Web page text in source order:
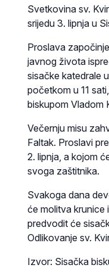
Svetkovina sv.
srijedu 3. lipnja u
Proslava
javnog života
sisačke katedrale
početkom u 11
biskupom Vladom
Večernju misu
Faltak. Proslavi
2. lipnja, a kojom
svoga zaštitnika.
Svakoga dana
će molitva krunice
predvodit će
Odlikovanje sv.
Izvor: Sisačka